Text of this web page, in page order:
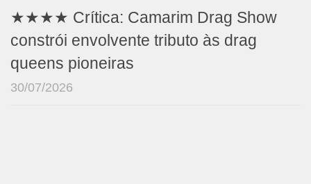
★★★★ Crítica: Camarim Drag Show
constrói envolvente tributo às drag
queens pioneiras
30/07/2026